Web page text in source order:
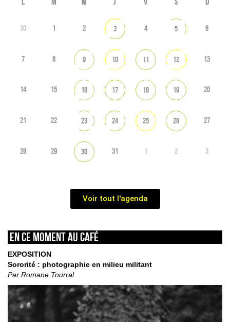
30 1 2 3 4 5 6
7 8 9 10 11 12 13
14 15 16 17 18 19 20
21 22 23 24 25 26 27
28 29 30 31 1 2 3
Voir tout l'agenda
En ce moment au café
EXPOSITION
Sororité : photographie en milieu militant
Par Romane Tourral